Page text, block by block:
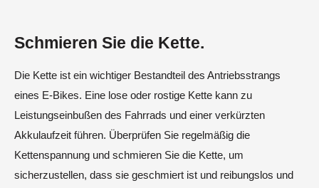
Schmieren Sie die Kette.
Die Kette ist ein wichtiger Bestandteil des Antriebsstrangs
eines E-Bikes. Eine lose oder rostige Kette kann zu
Leistungseinbußen des Fahrrads und einer verkürzten
Akkulaufzeit führen. Überprüfen Sie regelmäßig die
Kettenspannung und schmieren Sie die Kette, um
sicherzustellen, dass sie geschmiert ist und reibungslos und